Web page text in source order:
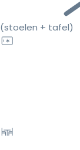
(stoelen + tafel)